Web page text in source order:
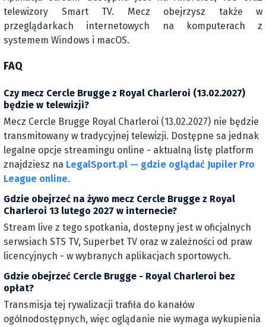
telewizory Smart TV. Mecz obejrzysz także w
przeglądarkach internetowych na komputerach z
systemem Windows i macOS.
FAQ
Czy mecz Cercle Brugge z Royal Charleroi (13.02.2027)
będzie w telewizji?
Mecz Cercle Brugge Royal Charleroi (13.02.2027) nie będzie
transmitowany w tradycyjnej telewizji. Dostępne sa jednak
legalne opcje streamingu online - aktualną listę platform
znajdziesz na LegalSport.pl — gdzie oglądać Jupiler Pro
League online.
Gdzie obejrzeć na żywo mecz Cercle Brugge z Royal
Charleroi 13 lutego 2027 w internecie?
Stream live z tego spotkania, dostepny jest w oficjalnych
serwsiach STS TV, Superbet TV oraz w zależności od praw
licencyjnych - w wybranych aplikacjach sportowych.
Gdzie obejrzeć Cercle Brugge - Royal Charleroi bez
opłat?
Transmisja tej rywalizacji trafiła do kanałów
ogólnodostępnych, więc oglądanie nie wymaga wykupienia